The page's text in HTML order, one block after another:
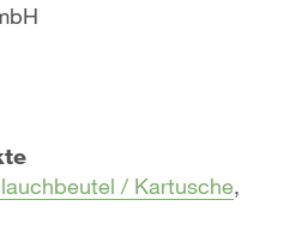
/ Kartusche,